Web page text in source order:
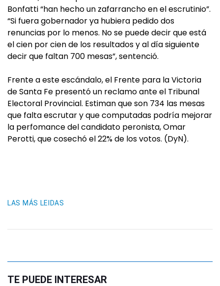
Bonfatti “han hecho un zafarrancho en el escrutinio”.
“Si fuera gobernador ya hubiera pedido dos
renuncias por lo menos. No se puede decir que está
el cien por cien de los resultados y al día siguiente
decir que faltan 700 mesas”, sentenció.
Frente a este escándalo, el Frente para la Victoria
de Santa Fe presentó un reclamo ante el Tribunal
Electoral Provincial. Estiman que son 734 las mesas
que falta escrutar y que computadas podría mejorar
la perfomance del candidato peronista, Omar
Perotti, que cosechó el 22% de los votos. (DyN).
LAS MÁS LEIDAS
TE PUEDE INTERESAR